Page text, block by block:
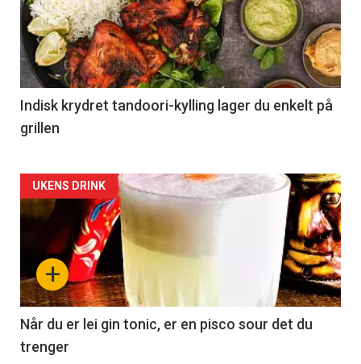
Indisk krydret tandoori-kylling lager du enkelt på
grillen
Forsiden
akkurat
nå
-
2
+
UKENS DRINK
Når du er lei gin tonic, er en pisco sour det du
trenger